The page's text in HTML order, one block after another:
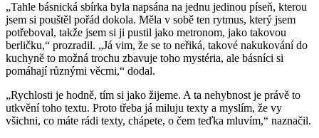
„Tahle básnická sbírka byla napsána na jednu jedinou píseň, kterou
jsem si pouštěl pořád dokola. Měla v sobě ten rytmus, který jsem
potřeboval, takže jsem si ji pustil jako metronom, jako takovou
berličku,“ prozradil. „Já vim, že se to neřiká, takové nakukování do
kuchyně to možná trochu zbavuje toho mystéria, ale básníci si
pomáhají různými věcmi,“ dodal.
„Rychlosti je hodně, tím si jako žijeme. A ta nehybnost je právě to
utkvění toho textu. Proto třeba já miluju texty a myslím, že vy
všichni, co máte rádi texty, chápete, o čem teďka mluvím,“ naznačil.